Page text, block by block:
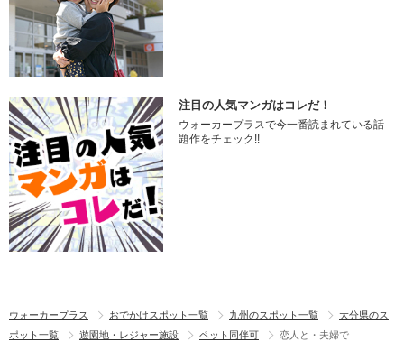
注目の人気マンガはコレだ！
ウォーカープラスで今一番読まれている話
題作をチェック!!
ウォーカープラス おでかけスポット一覧 九州のスポット一覧
大分県のス
ポット一覧
遊園地・レジャー施設 ペット同伴可 恋人と・夫婦で